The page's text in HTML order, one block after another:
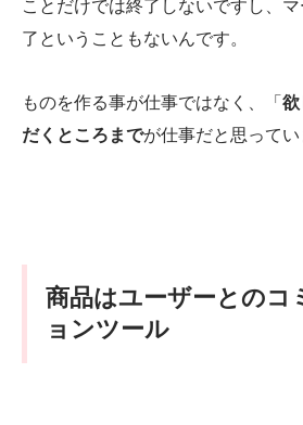
ことだけでは終了しないですし、
了ということもないんです。
ものを作る事が仕事ではなく、「
だくところまでが仕事だと思ってい
商品はユーザーとのコ
ョンツール